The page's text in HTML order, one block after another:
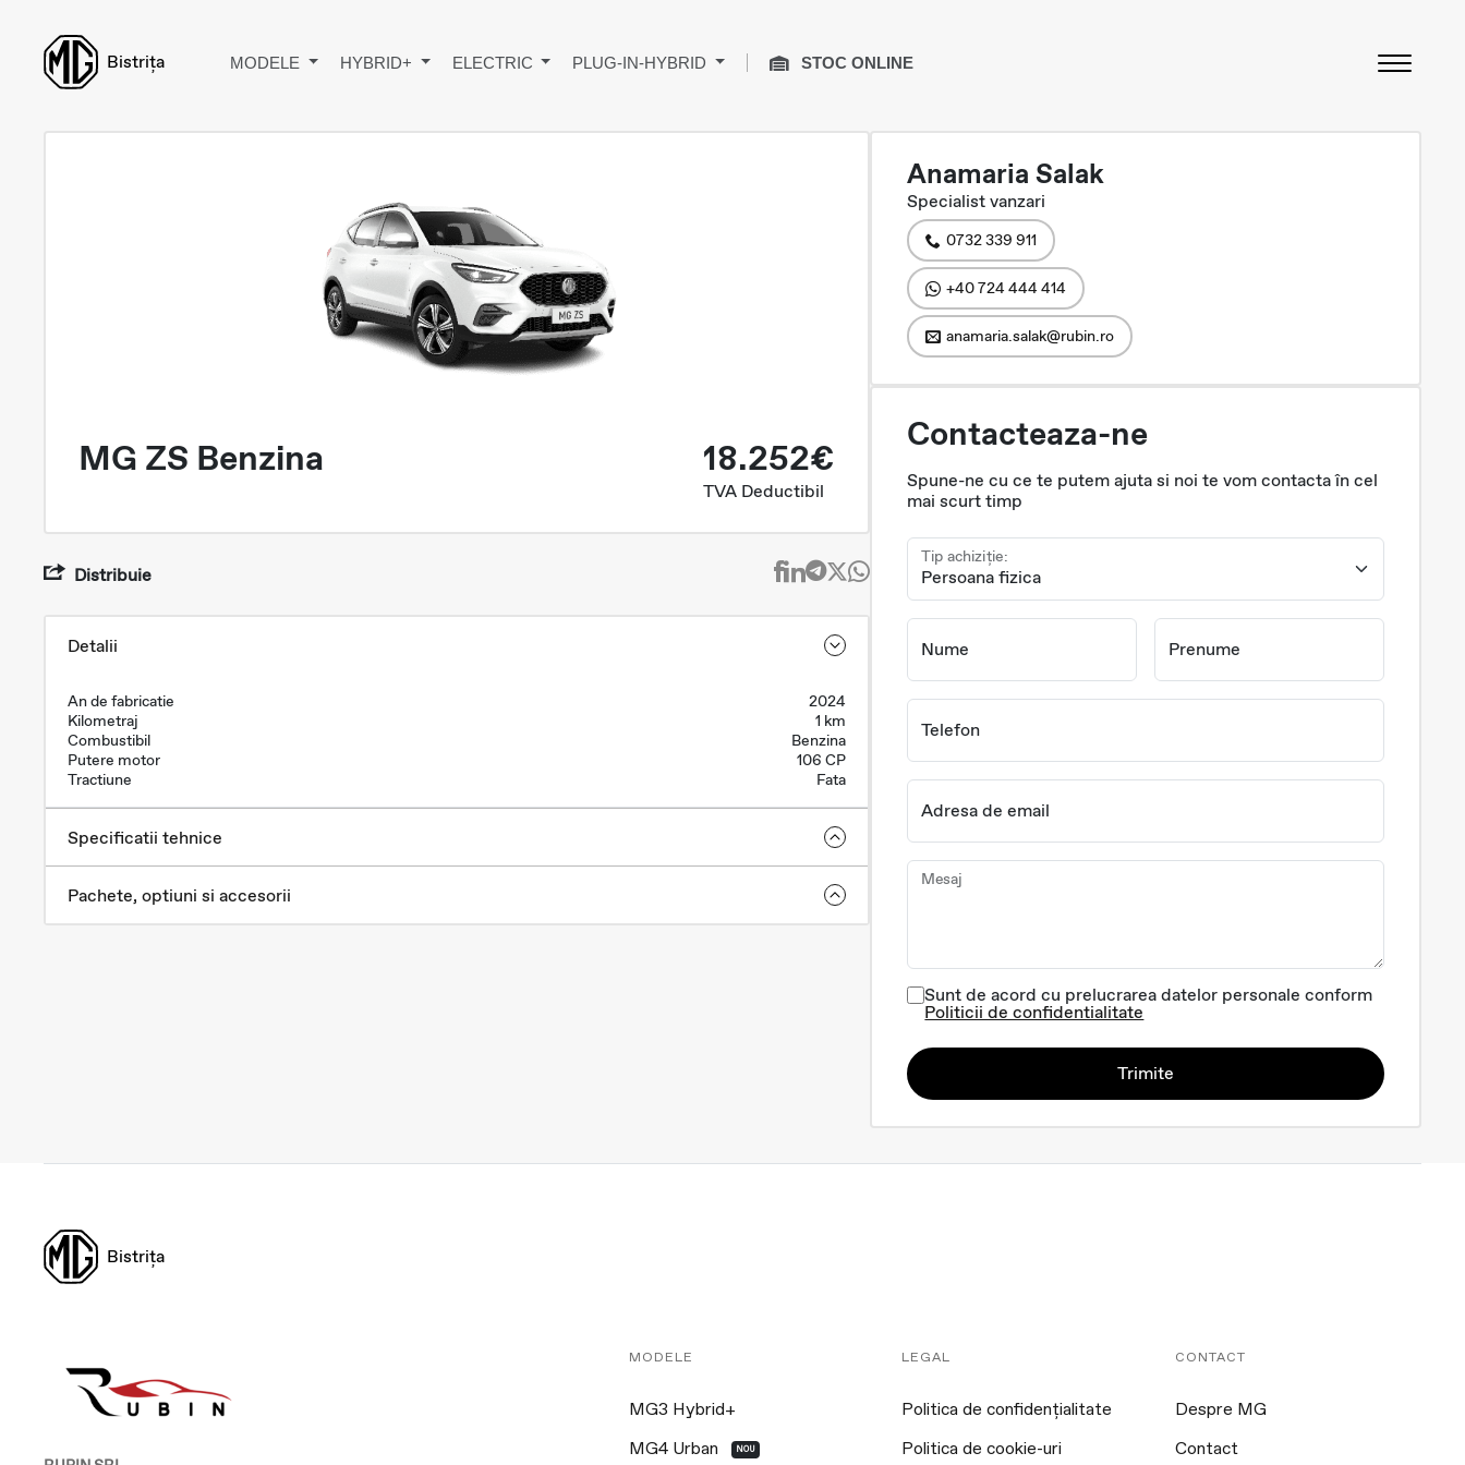
Bistrița MODELE HYBRID+ ELECTRIC PLUG-IN-HYBRID STOC ONLINE
MG ZS Benzina 18.252€
TVA Deductibil
Distribuie
Detalii
An de fabricatie
2024
Kilometraj
1 km
Combustibil
Benzina
Putere motor
106 CP
Tractiune
Fata
Specificatii tehnice
Pachete, optiuni si accesorii
Anamaria Salak
Specialist vanzari
0732 339 911
+40 724 444 414
anamaria.salak@rubin.ro
Contacteaza-ne
Spune-ne cu ce te putem ajuta si noi te vom contacta în cel
mai scurt timp
Tip achiziție:
Nume Prenume
Telefon
Adresa de email
Mesaj
Sunt de acord cu prelucrarea datelor personale conform
Politicii de confidentialitate
Trimite
Bistrița
MODELE
MG3 Hybrid+
MG4 Urban NOU
LEGAL
Politica de confidențialitate
Politica de cookie-uri
CONTACT
Despre MG
Contact